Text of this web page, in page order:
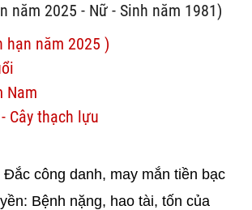
năm 2025 - Nữ - Sinh năm 1981)
hạn năm 2025 )
Nam
Cây thạch lựu
công danh, may mắn tiền bạc
Bệnh nặng, hao tài, tốn của